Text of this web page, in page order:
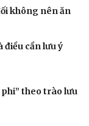
không nên ăn
điều cần lưu ý
theo trào lưu